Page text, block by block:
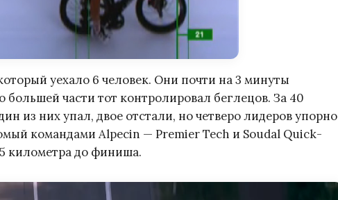
уехало 6 человек. Они почти на 3 минуты
части тот контролировал беглецов. За 40
из них упал, двое отстали, но четверо лидеров упорно
командами Alpecin — Premier Tech и Soudal Quick-
километра до финиша.